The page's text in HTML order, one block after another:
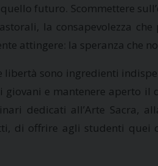
futuro. Scommettere
la consapevolezza
attingere: la speranza che
sono ingredienti
e mantenere aperto
dedicati all’Arte Sacra,
di offrire agli studenti